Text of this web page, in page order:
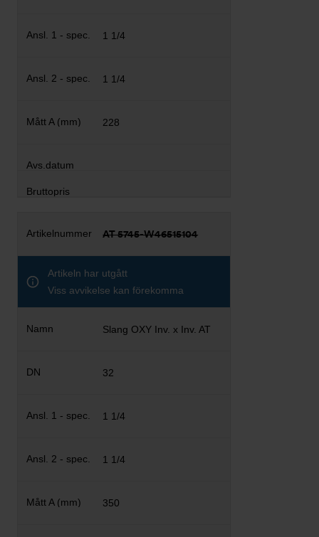
1 1/4
1 1/4
228
AT 5745-W46515104
Artikeln har utgått
Viss avvikelse kan förekomma
Slang OXY Inv. x Inv. AT
32
1 1/4
1 1/4
350